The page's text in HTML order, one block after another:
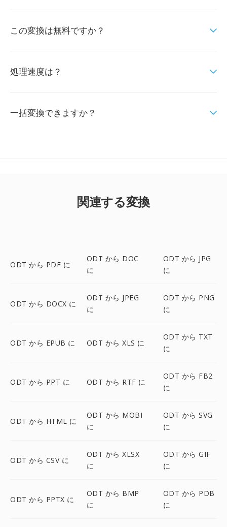
この変換は無料ですか？
処理速度は？
一括変換できますか？
関連する変換
ODT から PDF に
ODT から DOC
に
ODT から JPG
に
ODT から DOCX に
ODT から JPEG
に
ODT から PNG
に
ODT から EPUB に ODT から XLS に
ODT から TXT
に
ODT から PPT に ODT から RTF に
ODT から FB2
に
ODT から HTML に
ODT から MOBI
に
ODT から SVG
に
ODT から CSV に
ODT から XLSX
に
ODT から GIF
に
ODT から PPTX に
ODT から BMP
に
ODT から PDB
に